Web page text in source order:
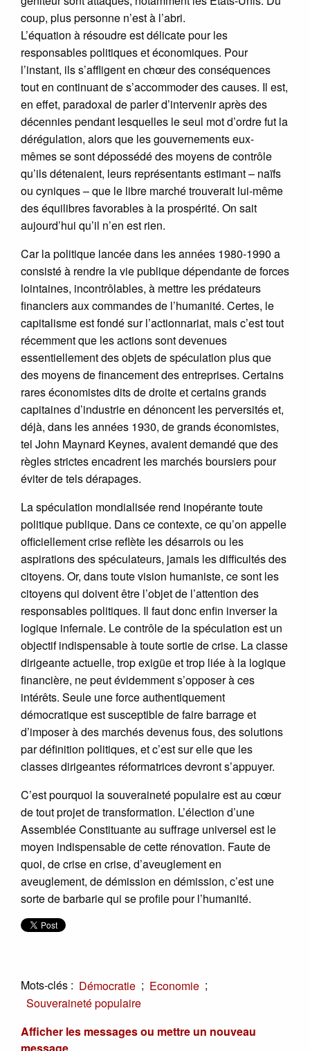
coup, plus personne n’est à l’abri.
L’équation à résoudre est délicate pour les
responsables politiques et économiques. Pour
l’instant, ils s’affligent en chœur des conséquences
tout en continuant de s’accommoder des causes. Il est,
en effet, paradoxal de parler d’intervenir après des
décennies pendant lesquelles le seul mot d’ordre fut la
dérégulation, alors que les gouvernements eux-
mêmes se sont dépossédé des moyens de contrôle
qu’ils détenaient, leurs représentants estimant – naïfs
ou cyniques – que le libre marché trouverait lui-même
des équilibres favorables à la prospérité. On sait
aujourd’hui qu’il n’en est rien.
Car la politique lancée dans les années 1980-1990 a
consisté à rendre la vie publique dépendante de forces
lointaines, incontrôlables, à mettre les prédateurs
financiers aux commandes de l’humanité. Certes, le
capitalisme est fondé sur l’actionnariat, mais c’est tout
récemment que les actions sont devenues
essentiellement des objets de spéculation plus que
des moyens de financement des entreprises. Certains
rares économistes dits de droite et certains grands
capitaines d’industrie en dénoncent les perversités et,
déjà, dans les années 1930, de grands économistes,
tel John Maynard Keynes, avaient demandé que des
règles strictes encadrent les marchés boursiers pour
éviter de tels dérapages.
La spéculation mondialisée rend inopérante toute
politique publique. Dans ce contexte, ce qu’on appelle
officiellement crise reflète les désarrois ou les
aspirations des spéculateurs, jamais les difficultés des
citoyens. Or, dans toute vision humaniste, ce sont les
citoyens qui doivent être l’objet de l’attention des
responsables politiques. Il faut donc enfin inverser la
logique infernale. Le contrôle de la spéculation est un
objectif indispensable à toute sortie de crise. La classe
dirigeante actuelle, trop exigüe et trop liée à la logique
financière, ne peut évidemment s’opposer à ces
intérêts. Seule une force authentiquement
démocratique est susceptible de faire barrage et
d’imposer à des marchés devenus fous, des solutions
par définition politiques, et c’est sur elle que les
classes dirigeantes réformatrices devront s’appuyer.
C’est pourquoi la souveraineté populaire est au cœur
de tout projet de transformation. L’élection d’une
Assemblée Constituante au suffrage universel est le
moyen indispensable de cette rénovation. Faute de
quoi, de crise en crise, d’aveuglement en
aveuglement, de démission en démission, c’est une
sorte de barbarie qui se profile pour l’humanité.
Mots-clés : Démocratie ; Economie ;
Souveraineté populaire
Afficher les messages ou mettre un nouveau